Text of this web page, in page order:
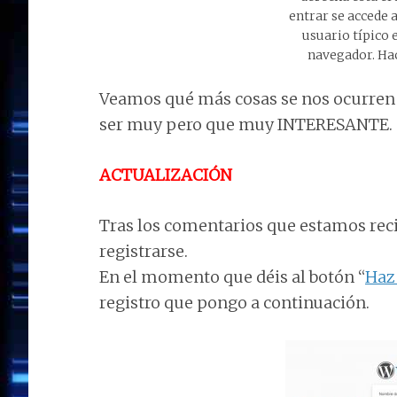
entrar se accede
usuario típico
navegador.
Veamos qué más cosas se nos
ser muy pero que muy INTERESANTE.
ACTUALIZACIÓN
Tras los comentarios que estamos
registrarse.
En el momento que déis al botón “
registro que pongo a continuación.